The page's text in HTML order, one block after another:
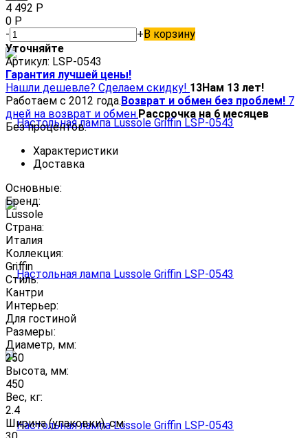
4 492 Р
0 Р
-
+В корзину
Уточняйте
Артикул: LSP-0543
Гарантия лучшей цены!
Нашли дешевле? Сделаем скидку! 13Нам 13 лет!
Работаем с 2012 года.Возврат и обмен без проблем! 7
дней на возврат и обмен.Рассрочка на 6 месяцев
Без процентов.
Характеристики
Доставка
Основные:
Бренд:
Lussole
Страна:
Италия
Коллекция:
Griffin
Стиль:
Кантри
Интерьер:
Для гостиной
Размеры:
Диаметр, мм:
250
Высота, мм:
450
Вес, кг:
2.4
Ширина (упаковки), см: